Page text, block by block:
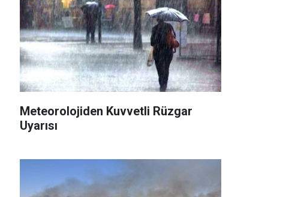
Meteorolojiden Kuvvetli Rüzgar
Uyarısı